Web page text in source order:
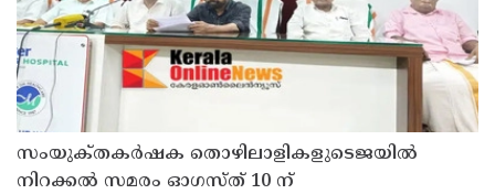
സംയുക്‌തകർഷക തൊഴിലാളികളുടെജയിൽ
നിറക്കൽ സമരം ഓഗസ്ത് 10 ന്